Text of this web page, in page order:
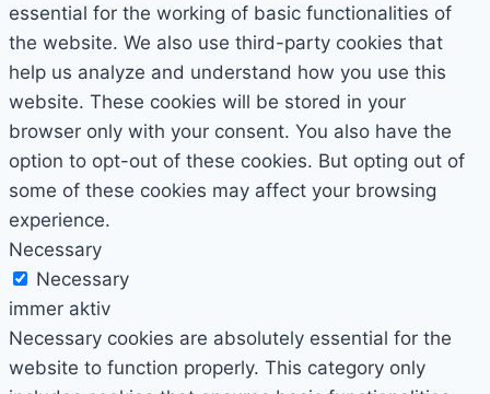
essential for the working of basic functionalities of
the website. We also use third-party cookies that
help us analyze and understand how you use this
website. These cookies will be stored in your
browser only with your consent. You also have the
option to opt-out of these cookies. But opting out of
some of these cookies may affect your browsing
experience.
Necessary
Necessary
immer aktiv
Necessary cookies are absolutely essential for the
website to function properly. This category only